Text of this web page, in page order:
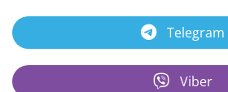
Telegram
Viber